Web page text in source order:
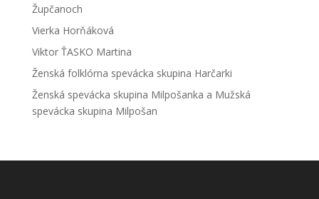
Župčanoch
Vierka Horňáková
Viktor ŤASKO Martina
Ženská folklórna spevácka skupina Harčarki
Ženská spevácka skupina Milpošanka a Mužská
spevácka skupina Milpošan